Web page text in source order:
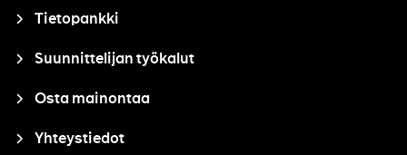
Tietopankki
Suunnittelijan työkalut
Osta mainontaa
Yhteystiedot